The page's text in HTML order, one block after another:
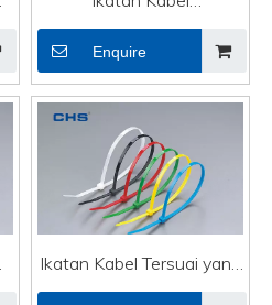
Mencengkam Sendiri
Enquire
Ikatan Kabel Tersuai yang
lebih panjang untuk kabel